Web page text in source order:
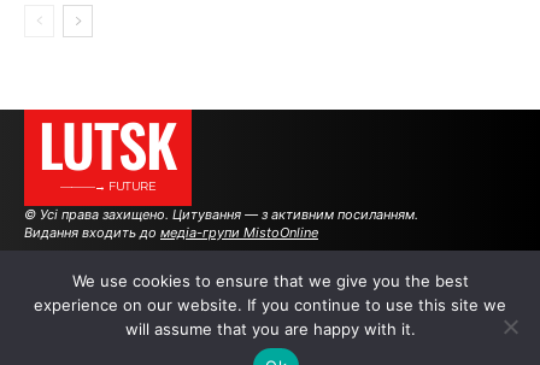
LUTSK
———→ FUTURE
© Усі права захищено. Цитування — з активним посиланням.
Видання входить до медіа-групи MistoOnline
АВТОРИ | РЕКЛАМА НА САЙТІ
We use cookies to ensure that we give you the best
experience on our website. If you continue to use this site we
will assume that you are happy with it.